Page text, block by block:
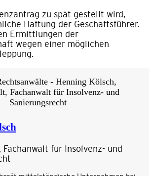
zu spät gestellt wird,
Haftung der Geschäftsführer.
Ermittlungen der
wegen einer möglichen
Fachanwalt für Insolvenz- und